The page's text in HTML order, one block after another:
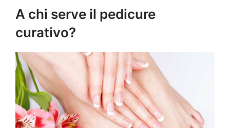
A chi serve il pedicure
curativo?